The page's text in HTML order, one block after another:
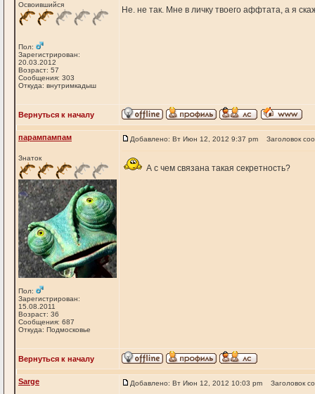
Освоившийся
Пол:
Зарегистрирован:
20.03.2012
Возраст: 57
Сообщения: 303
Откуда: внутримкадыш
Не. не так. Мне в личку твоего аффтата, а я
Вернуться к началу
парампампам
Знаток
Пол:
Зарегистрирован:
15.08.2011
Возраст: 36
Сообщения: 687
Откуда: Подмосковье
Добавлено: Вт Июн 12, 2012 9:37 pm Заголовок
А с чем связана такая секретность?
Вернуться к началу
Sarge Добавлено: Вт Июн 12, 2012 10:03 pm Заголовок